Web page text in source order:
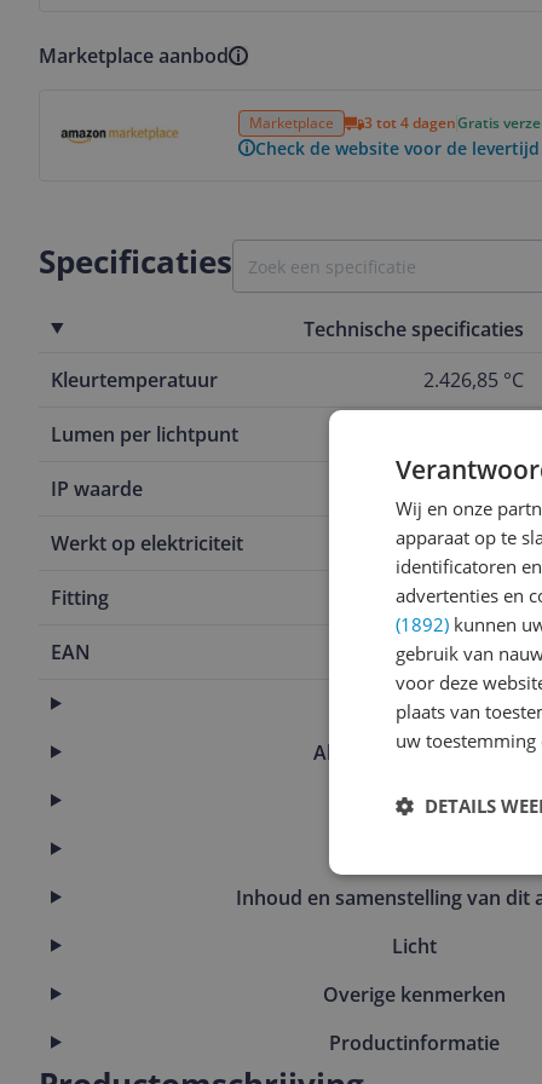
Marketplace aanbod
Marketplace 3 tot 4 dagenGratis
Check de website voor de
Specificaties
Technische specificaties
Kleurtemperatuur
2.426,85 °C
Lumen per lichtpunt
IP waarde
Werkt op elektriciteit Ja
Fitting Niet-
EAN
Algemeen
Algemene kenmerken
Character
Inhoud en samenstelling van dit
Licht
Overige kenmerken
Productinformatie
Wij en onze
apparaat op te
identificatoren
advertenties en
(1892) kunnen
gebruik van
voor deze
plaats van
uw
DETAILS